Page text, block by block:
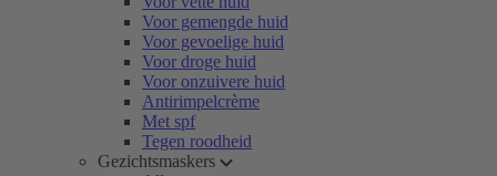
Voor gemengde huid
Voor gevoelige huid
Voor droge huid
Voor onzuivere huid
Antirimpelcrème
Met spf
Tegen roodheid
Gezichtsmaskers